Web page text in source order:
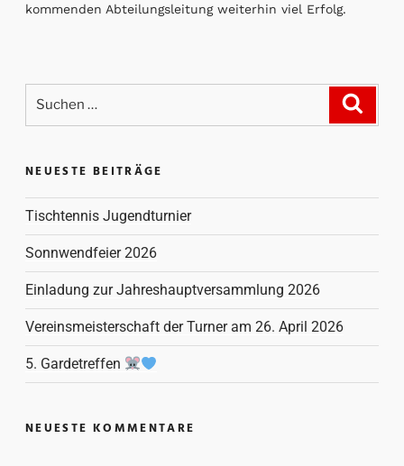
kommenden Abteilungsleitung weiterhin viel Erfolg.
NEUESTE BEITRÄGE
Tischtennis Jugendturnier
Sonnwendfeier 2026
Einladung zur Jahreshauptversammlung 2026
Vereinsmeisterschaft der Turner am 26. April 2026
5. Gardetreffen
NEUESTE KOMMENTARE